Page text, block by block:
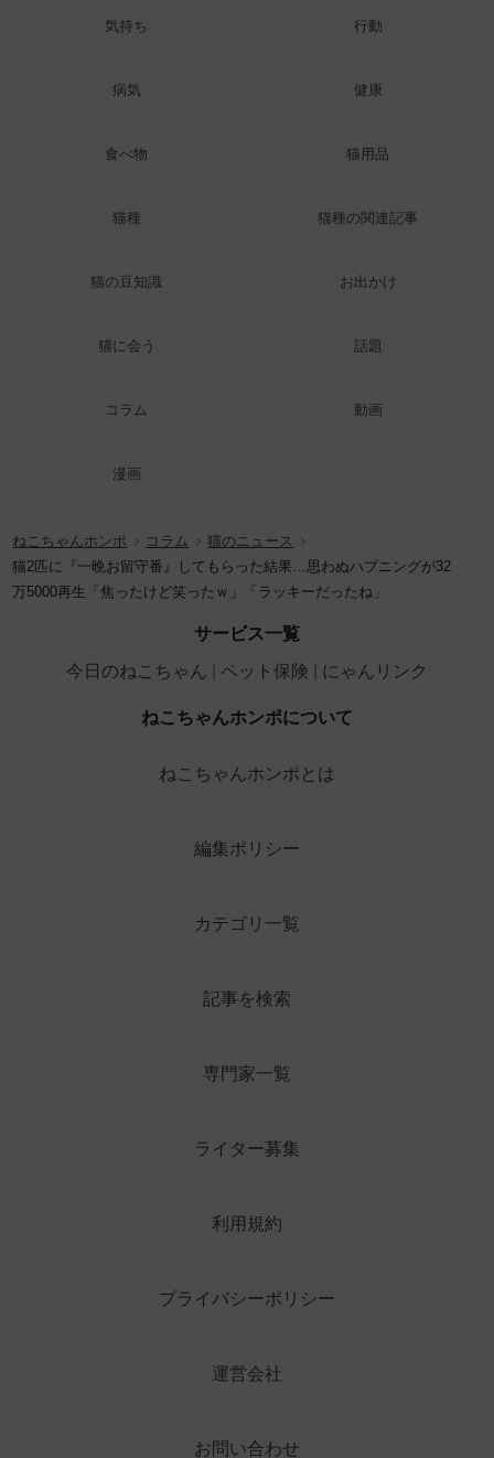
気持ち 行動
病気 健康
食べ物 猫用品
猫種 猫種の関連記事
猫の豆知識 お出かけ
猫に会う 話題
コラム 動画
漫画
ねこちゃんホンポ コラム
猫のニュース
猫2匹に『一晩お留守番』してもらった結果…思わぬハプニングが32
万5000再生「焦ったけど笑ったｗ」「ラッキーだったね」
サービス一覧
今日のねこちゃん
ペット保険 にゃんリンク
ねこちゃんホンポについて
ねこちゃんホンポとは
編集ポリシー
カテゴリ一覧
記事を検索
専門家一覧
ライター募集
利用規約
プライバシーポリシー
運営会社
お問い合わせ